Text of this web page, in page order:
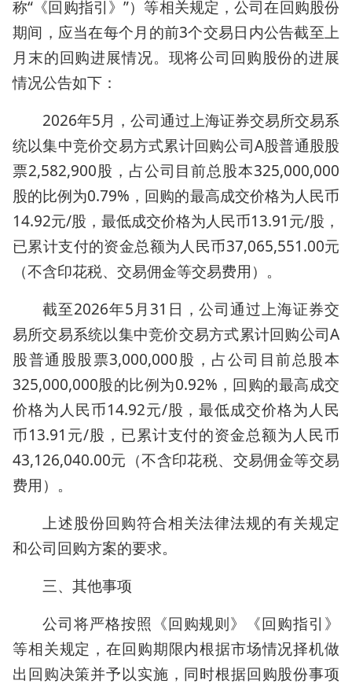
称“《回购指引》”）等相关规定，公司在回购股份
期间，应当在每个月的前3个交易日内公告截至上
月末的回购进展情况。现将公司回购股份的进展
情况公告如下：
2026年5月，公司通过上海证券交易所交易系
统以集中竞价交易方式累计回购公司A股普通股股
票2,582,900股，占公司目前总股本325,000,000
股的比例为0.79%，回购的最高成交价格为人民币
14.92元/股，最低成交价格为人民币13.91元/股，
已累计支付的资金总额为人民币37,065,551.00元
（不含印花税、交易佣金等交易费用）。
截至2026年5月31日，公司通过上海证券交
易所交易系统以集中竞价交易方式累计回购公司A
股普通股股票3,000,000股，占公司目前总股本
325,000,000股的比例为0.92%，回购的最高成交
价格为人民币14.92元/股，最低成交价格为人民
币13.91元/股，已累计支付的资金总额为人民币
43,126,040.00元（不含印花税、交易佣金等交易
费用）。
上述股份回购符合相关法律法规的有关规定
和公司回购方案的要求。
三、其他事项
公司将严格按照《回购规则》《回购指引》
等相关规定，在回购期限内根据市场情况择机做
出回购决策并予以实施，同时根据回购股份事项